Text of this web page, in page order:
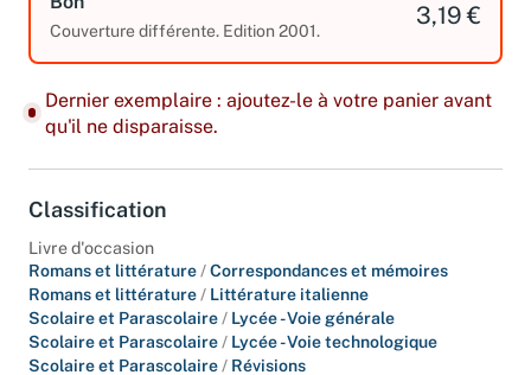
Bon 3,19 €
Dernier exemplaire : ajoutez-le à votre panier avant
qu'il ne disparaisse.
Classification
Livre d'occasion
Romans et littérature / Correspondances et mémoires
Romans et littérature/Littérature italienne
Scolaire et Parascolaire / Lycée - Voie générale
Scolaire et Parascolaire / Lycée - Voie technologique